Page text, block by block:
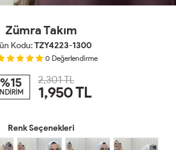
Zümra Takım
Kodu:TZY4223-1300
0 Değerlendirme
%15 2,301 TL
1,950TL
Renk Seçenekleri